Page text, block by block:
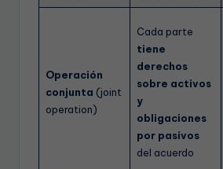
Operación
conjunta (joint
operation)
Cada parte
tiene
derechos
sobre activos
y
obligaciones
por pasivos
del acuerdo